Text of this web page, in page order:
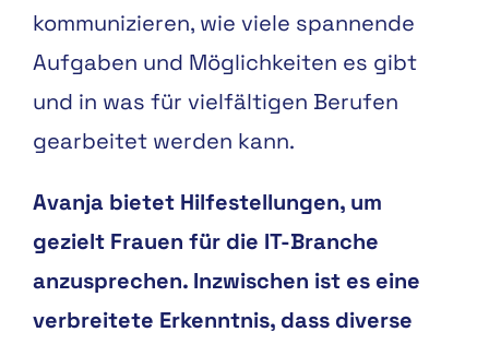
kommunizieren, wie viele spannende
Aufgaben und Möglichkeiten es gibt
und in was für vielfältigen Berufen
gearbeitet werden kann.
Avanja bietet Hilfestellungen, um
gezielt Frauen für die IT-Branche
anzusprechen. Inzwischen ist es eine
verbreitete Erkenntnis, dass diverse